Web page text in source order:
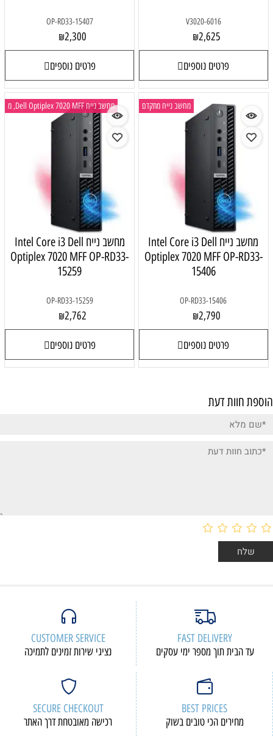
V3020-6016
₪2,625
פרטים נוספים
OP-RD33-15407
₪2,300
פרטים נוספים
מחשב נייח מתקדם
מחשב נייח Intel Core i3 Dell
Optiplex 7020 MFF OP-RD33-
15406
OP-RD33-15406
₪2,790
פרטים נוספים
מחשב נייח Dell Optiplex 7020 MFF, מ
מחשב נייח Intel Core i3 Dell
Optiplex 7020 MFF OP-RD33-
15259
OP-RD33-15259
₪2,762
פרטים נוספים
חוות דעת
FAST DELIVERY
עד הבית תוך מספר ימי עסקים
CUSTOMER SERVICE
נציגי שירות זמינים לתמיכה
BEST PRICES
מחירים הכי טובים בשוק
SECURE CHECKOUT
רכישה מאובטחת דרך האתר